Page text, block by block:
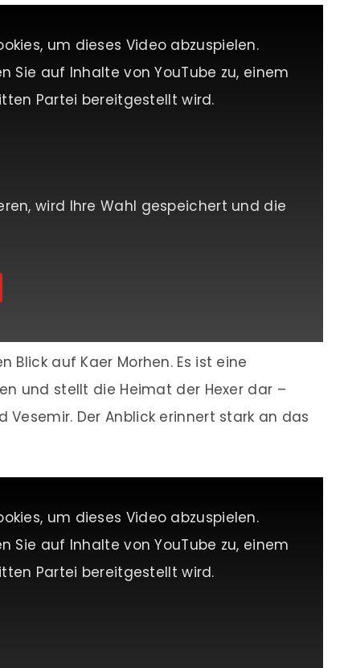
um dieses Video abzuspielen.
Sie auf Inhalte von YouTube zu, einem
Partei bereitgestellt wird.
wird Ihre Wahl gespeichert und die
Blick auf Kaer Morhen. Es ist eine
und stellt die Heimat der Hexer dar –
Der Anblick erinnert stark an das
um dieses Video abzuspielen.
Sie auf Inhalte von YouTube zu, einem
Partei bereitgestellt wird.